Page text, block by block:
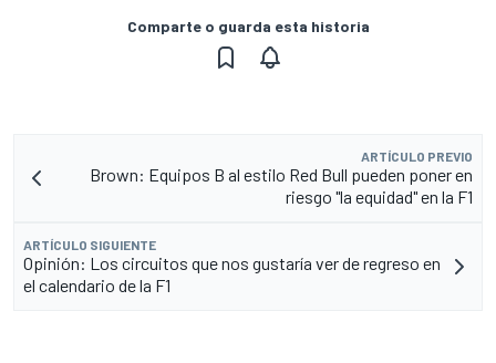
Comparte o guarda esta historia
ARTÍCULO PREVIO
Brown: Equipos B al estilo Red Bull pueden poner en
riesgo "la equidad" en la F1
ARTÍCULO SIGUIENTE
Opinión: Los circuitos que nos gustaría ver de regreso en
el calendario de la F1